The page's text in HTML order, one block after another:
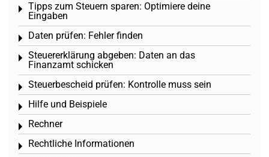
Tipps zum Steuern sparen: Optimiere deine
Eingaben
Toggle menu
Daten prüfen: Fehler finden
Toggle menu
Steuererklärung abgeben: Daten an das
Finanzamt schicken
Toggle menu
Steuerbescheid prüfen: Kontrolle muss sein
Toggle menu
Hilfe und Beispiele
Toggle menu
Rechner
Toggle menu
Rechtliche Informationen
Toggle menu